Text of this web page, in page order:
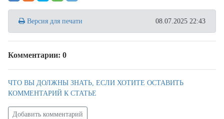
Версия для печати 08.07.2025 22:43
Комментарии: 0
ЧТО ВЫ ДОЛЖНЫ ЗНАТЬ, ЕСЛИ ХОТИТЕ ОСТАВИТЬ
КОММЕНТАРИЙ К СТАТЬЕ
Добавить комментарий